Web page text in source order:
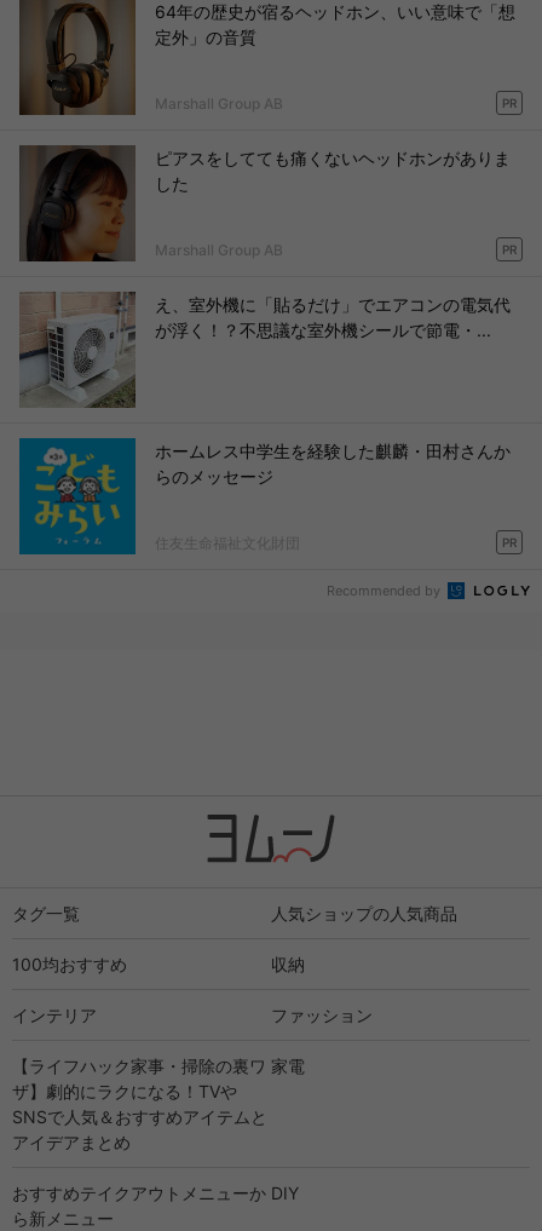
64年の歴史が宿るヘッドホン、いい意味で「想
定外」の音質
Marshall Group AB PR
ピアスをしてても痛くないヘッドホンがありま
した
Marshall Group AB PR
え、室外機に「貼るだけ」でエアコンの電気代
が浮く！？不思議な室外機シールで節電・...
ホームレス中学生を経験した麒麟・田村さんか
らのメッセージ
住友生命福祉文化財団 PR
Recommended by
タグ一覧 人気ショップの人気商品
100均おすすめ 収納
インテリア ファッション
【ライフハック家事・掃除の裏ワ
ザ】劇的にラクになる！TVや
SNSで人気＆おすすめアイテムと
アイデアまとめ
家電
おすすめテイクアウトメニューか
ら新メニュー
DIY